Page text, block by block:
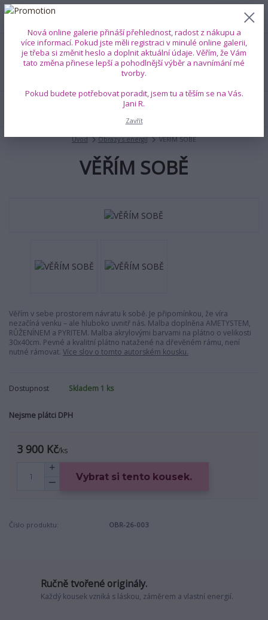
Menu
+420 739 353 708 0 ks
0 Kč
Úvod Obrazy s energií VĚŘÍM SOBĚ
VĚŘÍM SOBĚ
Věřím v sebe prostorem návratu k sobě. Je připomínkou, že víra
nezačíná venku – ale hluboko uvnitř nás. Malba doplněna AMETYSTEM,
RŮŽENÍNEM a PYRITEM. Malba akrylovými barvami na plátno o velikosti
30x40cm. Pevné a kvalitní plátno natažené na dřevěném rámu, není
nutné rámovat. Více slov o tomto autorském kousku.
Dostupnost Skladem 1 ks
Nejsme plátci DPH
3 900 Kč/ks
Vybrat si tento kousek.
Číslo produktu: OBR-26-003
Ručně tvořené originály.
Každý kousek vzniká s láskou, záměrem a vlastní energií.
Nová online galerie přináší přehlednost, radost z nákupu a
více informací. Pokud jste měli registraci v minulé online galerii,
je třeba si změnit heslo a doplnit aktuální údaje. Věřím, že Vám
tato změna přinese lepší a pohodlnější výběr a navnímání mé
tvorby.
Pokud budete potřebovat poradit, jsem tu a těším se na Vás.
Jani R.
Zavřít